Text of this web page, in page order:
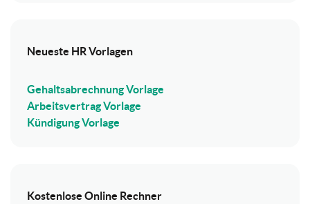
Neueste HR Vorlagen
Gehaltsabrechnung Vorlage
Arbeitsvertrag Vorlage
Kündigung Vorlage
Kostenlose Online Rechner